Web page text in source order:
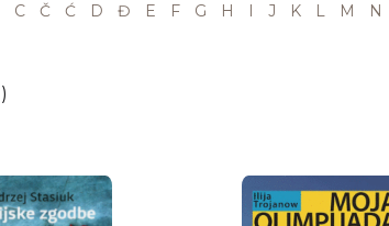
C Č Ć D Đ E F G H I J K L M N
)